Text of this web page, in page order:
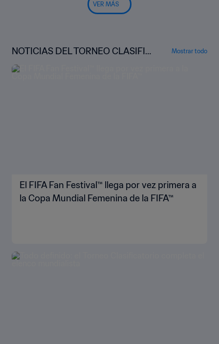
VER MÁS
NOTICIAS DEL TORNEO CLASIFIC
ATORIO
Mostrar todo
El FIFA Fan Festival™ llega por vez primera a
la Copa Mundial Femenina de la FIFA™